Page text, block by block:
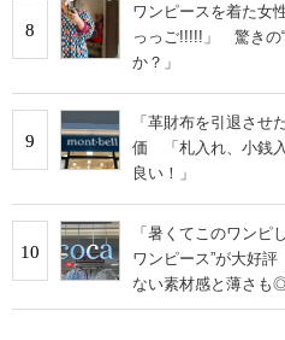
8
ワンピースを着た
っっご!!!!!」 驚きの
か？」
9
「革財布を引退させ
価 「札入れ、小銭
良い！」
10
「暑くてこのワン
ワンピース”が大好
ない素材感と薄さも